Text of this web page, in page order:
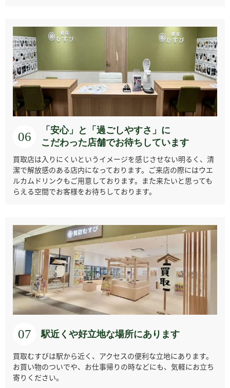
ドゥ ベトゥーン ドゥラクール ハミルトン
パルミジャーニ・
フルリエ
ビー・アール・エ
ピエール・クンツ
ビクトリノック
ス・スイスアーミ
ー
ファーブル・ルー
フレデリック・コ
ンスタント
ブンツ ベダ＆カンパニー ベル＆ロス
ボーム＆メルシエ ポール・ピコ ボヴェ
ポルシェ・デザイ
ン
06
「安心」と「過ごしやすさ」に
こだわった店舗でお待ちしています
買取店は入りにくいというイメージを感じさせない明るく、清
潔で解放感のある店内になっております。ご来店の際にはウエ
ルカムドリンクもご用意しております。また来たいと思っても
らえる空間でお客様をお待ちしております。
07 駅近くや好立地な場所にあります
買取むすびは駅から近く、アクセスの便利な立地にあります。
お買い物のついでや、お仕事帰りの時などにも、気軽にお立ち
寄りください。